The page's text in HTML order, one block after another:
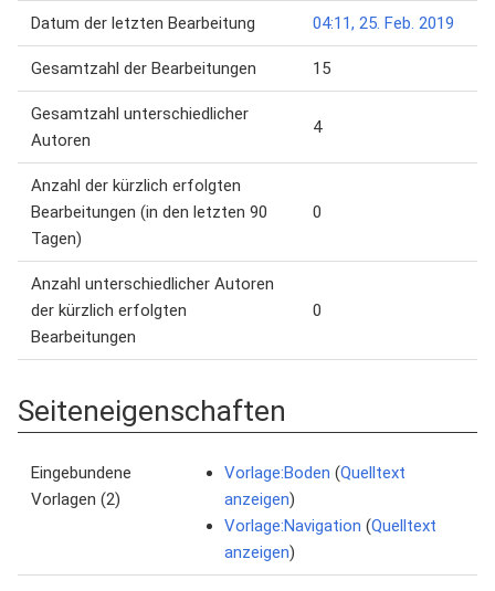
Datum der letzten Bearbeitung 04:11, 25. Feb. 2019
Gesamtzahl der Bearbeitungen 15
Gesamtzahl unterschiedlicher
Autoren
4
Anzahl der kürzlich erfolgten
Bearbeitungen (in den letzten 90
Tagen)
0
Anzahl unterschiedlicher Autoren
der kürzlich erfolgten
Bearbeitungen
0
Seiteneigenschaften
Eingebundene
Vorlagen (2)
Vorlage:Boden (Quelltext
anzeigen)
Vorlage:Navigation (Quelltext
anzeigen)